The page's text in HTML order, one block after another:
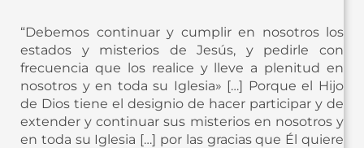
“Debemos continuar y cumplir en nosotros los
estados y misterios de Jesús, y pedirle con
frecuencia que los realice y lleve a plenitud en
nosotros y en toda su Iglesia» […] Porque el Hijo
de Dios tiene el designio de hacer participar y de
extender y continuar sus misterios en nosotros y
en toda su Iglesia […] por las gracias que Él quiere